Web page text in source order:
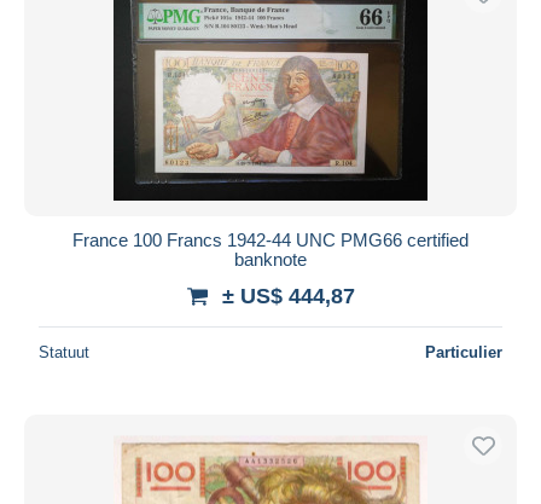
France 100 Francs 1942-44 UNC PMG66 certified
banknote
± US$ 444,87
Statuut Particulier